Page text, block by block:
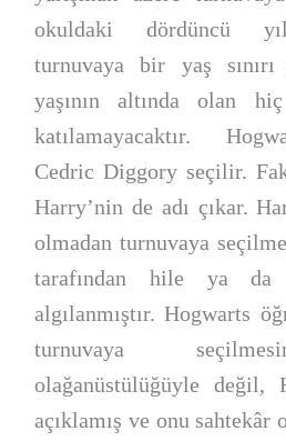
okuldaki dördüncü
turnuvaya bir yaş
yaşının altında olan
katılamayacaktır.
Cedric Diggory seçilir.
Harry’nin de adı çıkar.
olmadan turnuvaya
tarafından hile ya da
algılanmıştır. Hogwarts
turnuvaya
olağanüstülüğüyle değil,
açıklamış ve onu sahtekâr